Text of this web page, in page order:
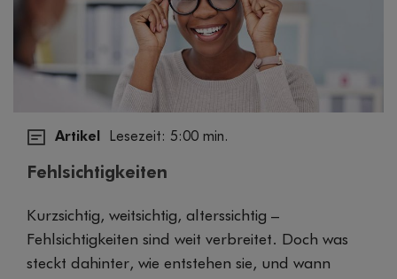
Artikel Lesezeit: 5:00 min.
Fehlsichtigkeiten
Kurzsichtig, weitsichtig, alterssichtig –
Fehlsichtigkeiten sind weit verbreitet. Doch was
steckt dahinter, wie entstehen sie, und wann